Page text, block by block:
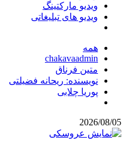
ویدیو مارکتینگ
ویدیو های تبلیغاتی
همه
chakavaadmin
متین فرناق
نویسنده: ریحانه فضیلتی
پوریا چلابی
2026/08/05